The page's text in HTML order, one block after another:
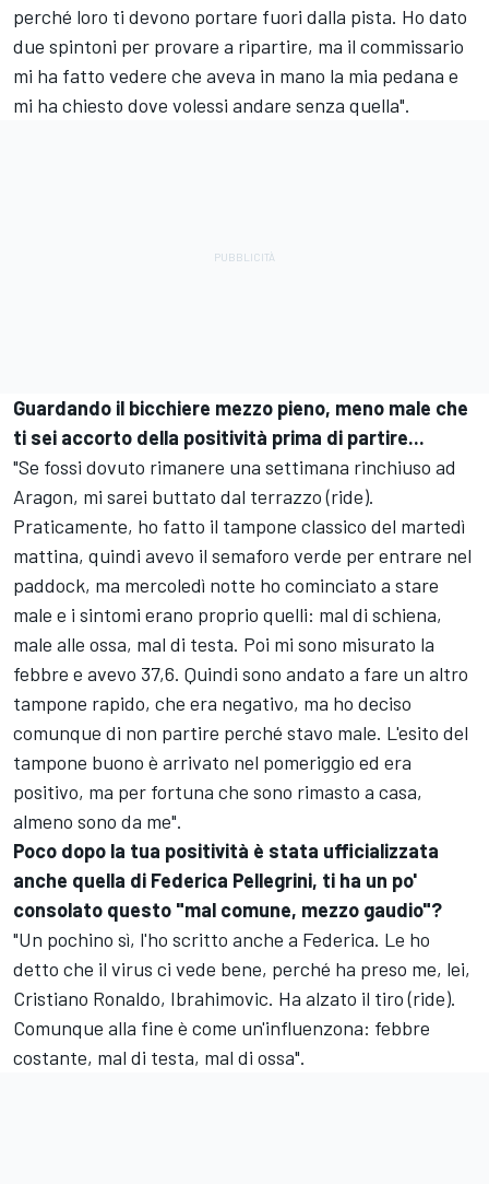
perché loro ti devono portare fuori dalla pista. Ho dato
due spintoni per provare a ripartire, ma il commissario
mi ha fatto vedere che aveva in mano la mia pedana e
mi ha chiesto dove volessi andare senza quella".
Guardando il bicchiere mezzo pieno, meno male che
ti sei accorto della positività prima di partire...
"Se fossi dovuto rimanere una settimana rinchiuso ad
Aragon, mi sarei buttato dal terrazzo (ride).
Praticamente, ho fatto il tampone classico del martedì
mattina, quindi avevo il semaforo verde per entrare nel
paddock, ma mercoledì notte ho cominciato a stare
male e i sintomi erano proprio quelli: mal di schiena,
male alle ossa, mal di testa. Poi mi sono misurato la
febbre e avevo 37,6. Quindi sono andato a fare un altro
tampone rapido, che era negativo, ma ho deciso
comunque di non partire perché stavo male. L'esito del
tampone buono è arrivato nel pomeriggio ed era
positivo, ma per fortuna che sono rimasto a casa,
almeno sono da me".
Poco dopo la tua positività è stata ufficializzata
anche quella di Federica Pellegrini, ti ha un po'
consolato questo "mal comune, mezzo gaudio"?
"Un pochino sì, l'ho scritto anche a Federica. Le ho
detto che il virus ci vede bene, perché ha preso me, lei,
Cristiano Ronaldo, Ibrahimovic. Ha alzato il tiro (ride).
Comunque alla fine è come un'influenzona: febbre
costante, mal di testa, mal di ossa".